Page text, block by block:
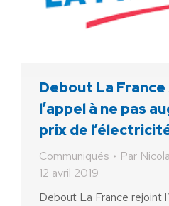
Debout La
l’appel à ne pas
prix de
Communiqués Par
12 avril 2019
Debout La France rejoint